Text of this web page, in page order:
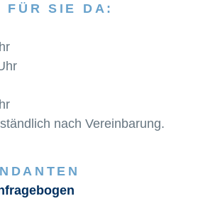
FÜR SIE DA:
nach Vereinbarung.